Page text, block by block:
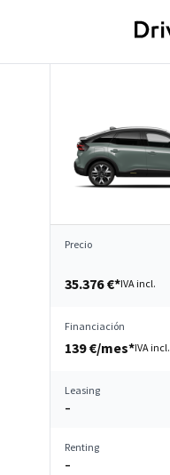
Precio
35.376 €*IVA incl.
Financiación
139 €/mes*IVA incl.
Leasing
–
Renting
–